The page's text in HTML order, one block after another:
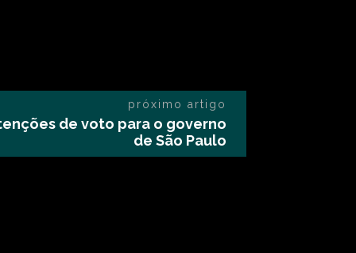
próximo artigo
de voto para o governo
de São Paulo